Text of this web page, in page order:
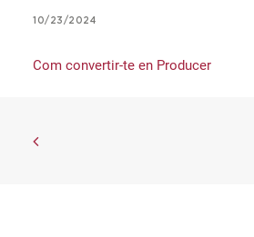
10/23/2024
Com convertir-te en Producer